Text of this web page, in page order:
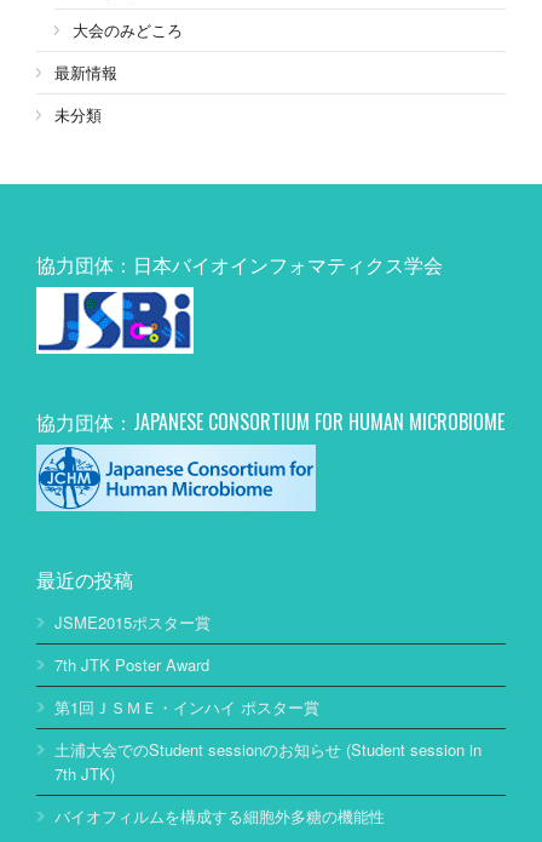
大会のみどころ
最新情報
未分類
協力団体：日本バイオインフォマティクス学会
協力団体：JAPANESE CONSORTIUM FOR HUMAN MICROBIOME
最近の投稿
JSME2015ポスター賞
7th JTK Poster Award
第1回ＪＳＭＥ・インハイ ポスター賞
土浦大会でのStudent sessionのお知らせ (Student session in
7th JTK)
バイオフィルムを構成する細胞外多糖の機能性